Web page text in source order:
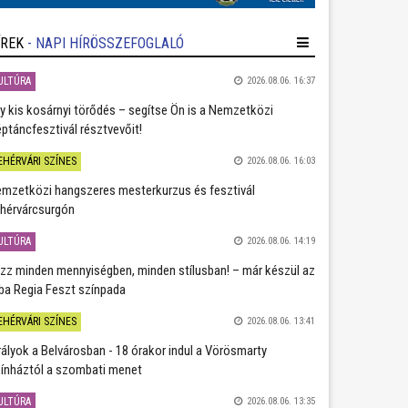
- NAPI HÍRÖSSZEFOGLALÓ
2026.08.06. 16:37
kis kosárnyi törődés – segítse Ön is a Nemzetközi
résztvevőit!
SZÍNES 2026.08.06. 16:03
hangszeres mesterkurzus és fesztivál
2026.08.06. 14:19
minden mennyiségben, minden stílusban! – már készül az
Regia Feszt színpada
SZÍNES 2026.08.06. 13:41
a Belvárosban - 18 órakor indul a Vörösmarty
a szombati menet
2026.08.06. 13:35